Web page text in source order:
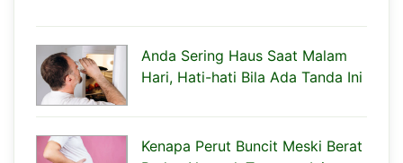
Anda Sering Haus Saat Malam
Hari, Hati-hati Bila Ada Tanda Ini
Kenapa Perut Buncit Meski Berat